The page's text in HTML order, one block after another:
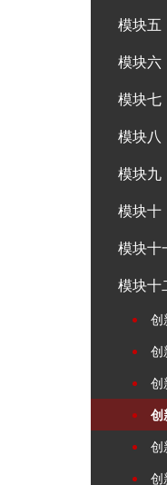
模块五
模块六
模块七
模块八
模块九
模块十
模块十
模块十
创
创
创
创
创
创